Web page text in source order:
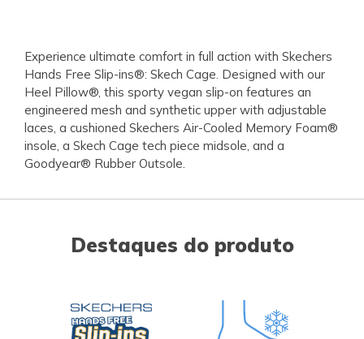
Experience ultimate comfort in full action with Skechers
Hands Free Slip-ins®: Skech Cage. Designed with our
Heel Pillow®, this sporty vegan slip-on features an
engineered mesh and synthetic upper with adjustable
laces, a cushioned Skechers Air-Cooled Memory Foam®
insole, a Skech Cage tech piece midsole, and a
Goodyear® Rubber Outsole.
Destaques do produto